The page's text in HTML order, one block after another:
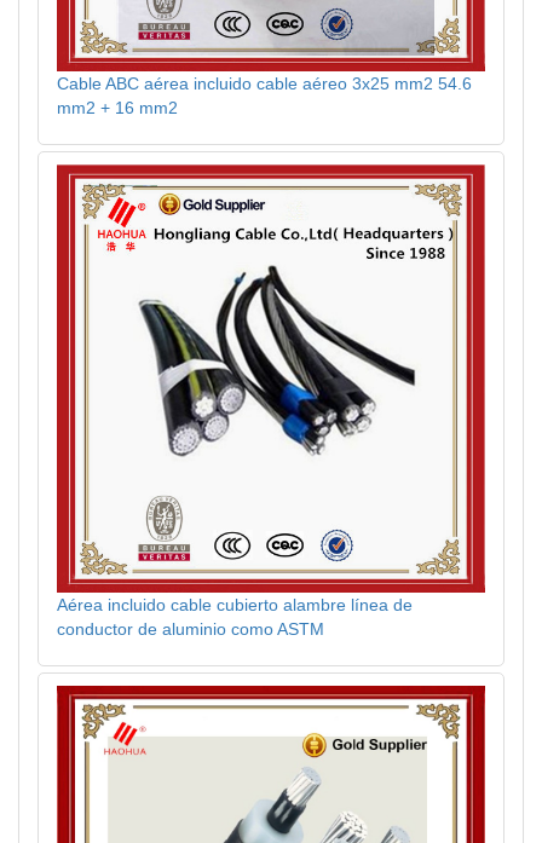
Cable ABC aérea incluido cable aéreo 3x25 mm2 54.6
mm2 + 16 mm2
Aérea incluido cable cubierto alambre línea de
conductor de aluminio como ASTM